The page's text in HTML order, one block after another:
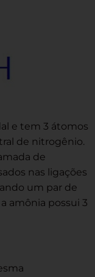
e tem 3 átomos
de nitrogênio.
de
nas ligações
um par de
amônia possui 3